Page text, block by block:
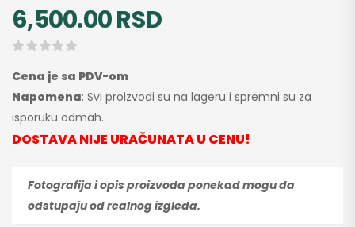
6,500.00RSD
Cena je sa PDV-om
Napomena: Svi proizvodi su na lageru i spremni su za
isporuku odmah.
DOSTAVA NIJE URAČUNATA U CENU!
Fotografija i opis proizvoda ponekad mogu da
odstupaju od realnog izgleda.